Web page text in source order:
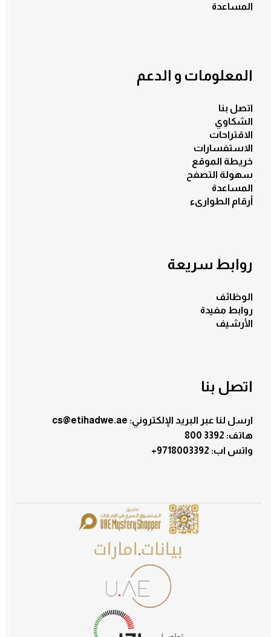
المساعدة
المعلومات و الدعم
اتصل بنا
الشكاوي
الاقتراحات
الاستفسارات
خريطة الموقع
سهولة التصفح
المساعدة
أرقام الطوارىء
روابط سريعة
الوظائف
روابط مفيدة
الأرشيف
اتصل بنا
ارسل لنا عبر البريد الإلكتروني: cs@etihadwe.ae
هاتف: 3392 800
+9718003392 :واتس اب